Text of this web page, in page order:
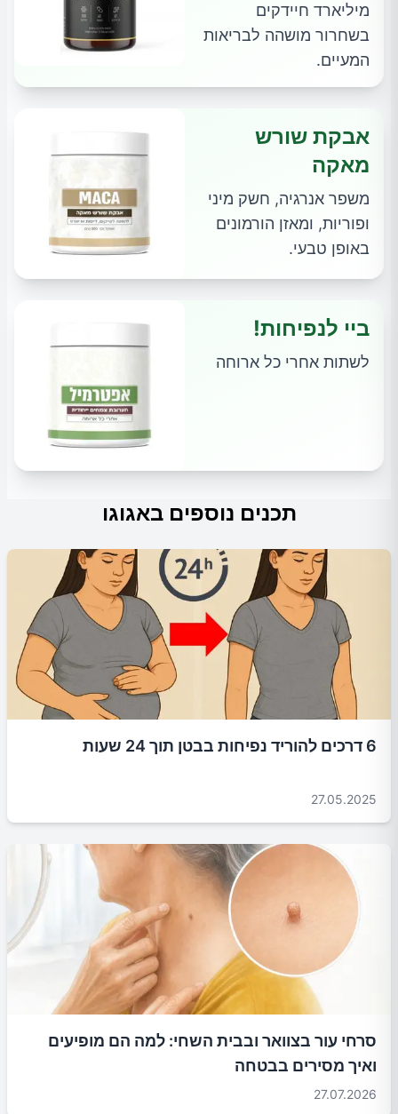
מיליארד חיידקים
בשחרור מושהה לבריאות
המעיים.
אבקת שורש
מאקה
משפר אנרגיה, חשק מיני
ופוריות, ומאזן הורמונים
באופן טבעי.
ביי לנפיחות!
לשתות אחרי כל ארוחה
תכנים נוספים באגוגו
6 דרכים להוריד נפיחות בבטן תוך 24 שעות
27.05.2025
סרחי עור בצוואר ובבית השחי: למה הם מופיעים
ואיך מסירים בבטחה
27.07.2026